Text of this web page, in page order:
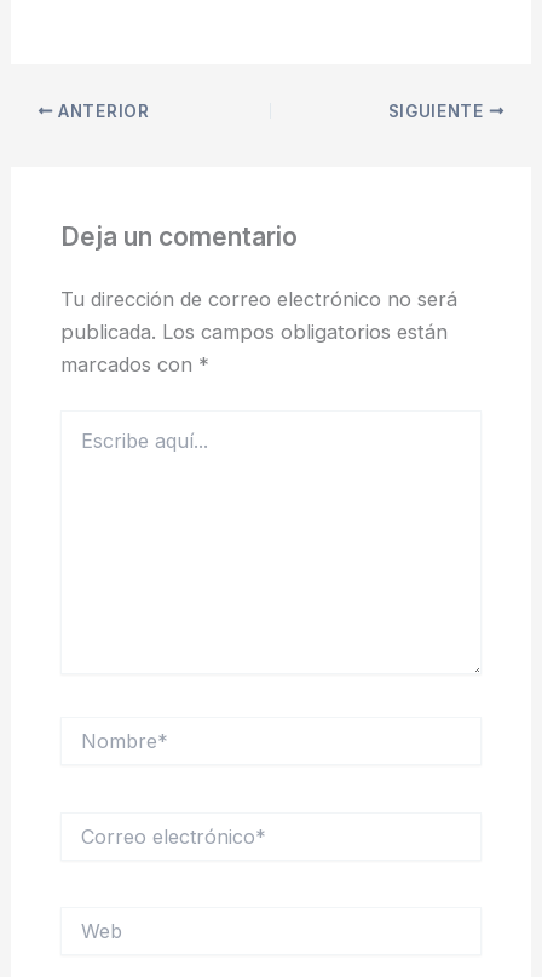
ANTERIOR SIGUIENTE
Deja un comentario
Tu dirección de correo electrónico no será
publicada. Los campos obligatorios están
marcados con *
aquí...
electrónico*